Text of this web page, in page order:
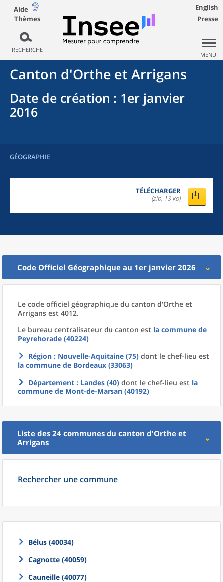
Aide
Thèmes
RECHERCHE
English
Presse
MENU
Canton d'Orthe et Arrigans
Date de création : 1er janvier
2016
GÉOGRAPHIE
TÉLÉCHARGER
(zip, 13 ko)
Code Officiel Géographique au 1er janvier 2026
Le code officiel géographique du canton d'Orthe et
Arrigans est 4012.
Le bureau centralisateur du canton est la commune de
Peyrehorade (40224)
Région : Nouvelle-Aquitaine (75) dont le chef-lieu est
la commune de Bordeaux (33063)
Département : Landes (40) dont le chef-lieu est la
commune de Mont-de-Marsan (40192)
Liste des 24 communes du canton d'Orthe et
Arrigans
Rechercher une commune
Bélus (40034)
Cagnotte (40059)
Cauneille (40077)